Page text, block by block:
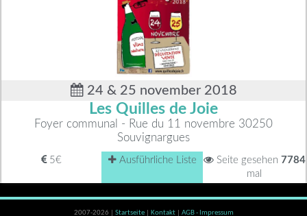
24 & 25 november 2018
Les Quilles de Joie
Foyer communal - Rue du 11 novembre 30250
Souvignargues
5€ Ausführliche Liste Seite gesehen 7784
mal
2007-2026 | Startseite Kontakt AGB - Impressum